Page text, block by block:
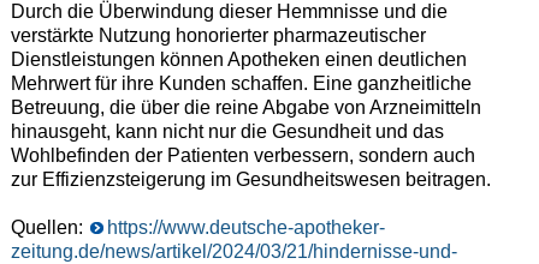
Durch die Überwindung dieser Hemmnisse und die
verstärkte Nutzung honorierter pharmazeutischer
Dienstleistungen können Apotheken einen deutlichen
Mehrwert für ihre Kunden schaffen. Eine ganzheitliche
Betreuung, die über die reine Abgabe von Arzneimitteln
hinausgeht, kann nicht nur die Gesundheit und das
Wohlbefinden der Patienten verbessern, sondern auch
zur Effizienzsteigerung im Gesundheitswesen beitragen.
Quellen:
https://www.deutsche-apotheker-
zeitung.de/news/artikel/2024/03/21/hindernisse-und-